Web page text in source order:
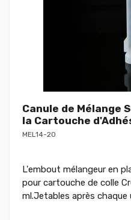
Canule de Mélange
la Cartouche
MEL14-20
L'embout mélangeur en
pour cartouche de colle
ml.Jetables après chaque